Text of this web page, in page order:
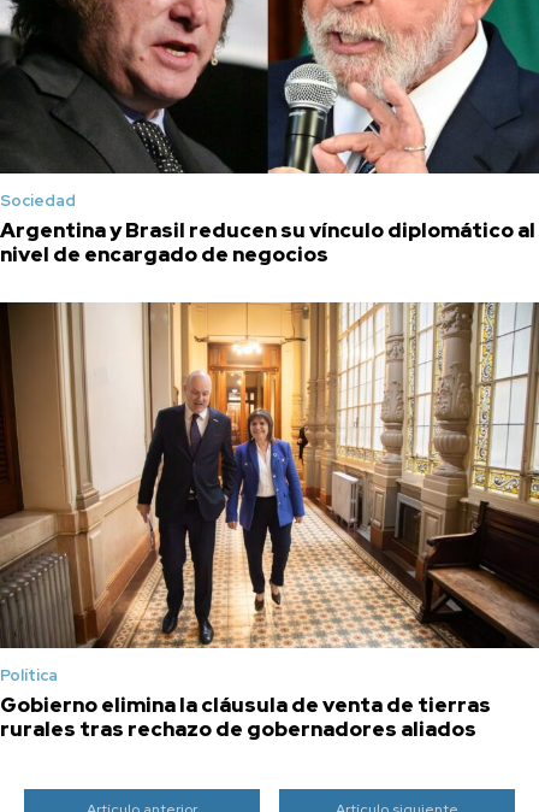
Sociedad
Argentina y Brasil reducen su vínculo diplomático al
nivel de encargado de negocios
Política
Gobierno elimina la cláusula de venta de tierras
rurales tras rechazo de gobernadores aliados